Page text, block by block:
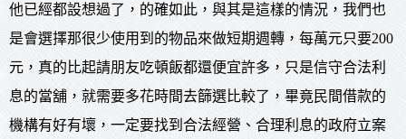
他已經都設想過了，的確如此，與其是這樣的情況，我們也
是會選擇那很少使用到的物品來做短期週轉，每萬元只要200
元，真的比起請朋友吃頓飯都還便宜許多，只是信守合法利
息的當舖，就需要多花時間去篩選比較了，畢竟民間借款的
機構有好有壞，一定要找到合法經營、合理利息的政府立案